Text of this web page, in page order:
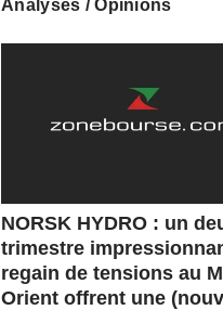
Analyses / Opinions
NORSK HYDRO : un
trimestre
regain de tensions au
Orient offrent une